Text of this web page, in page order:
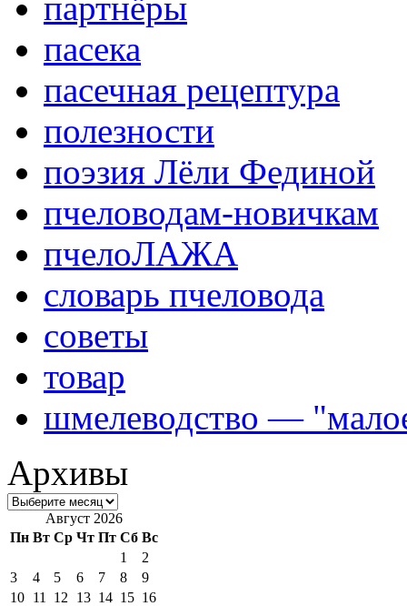
пасека
пасечная рецептура
полезности
поэзия Лёли Фединой
пчеловодам-новичкам
пчелоЛАЖА
словарь пчеловода
советы
товар
шмелеводство —
Архивы
Август 2026
Пн Вт Ср Чт Пт Сб Вс
1
2
3
4 5 6 7 8
9
10 11 12 13 14 15 16